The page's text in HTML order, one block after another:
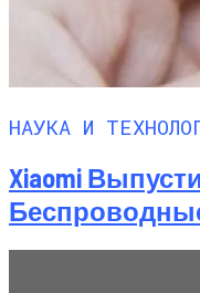
НАУКА И
Xiaomi